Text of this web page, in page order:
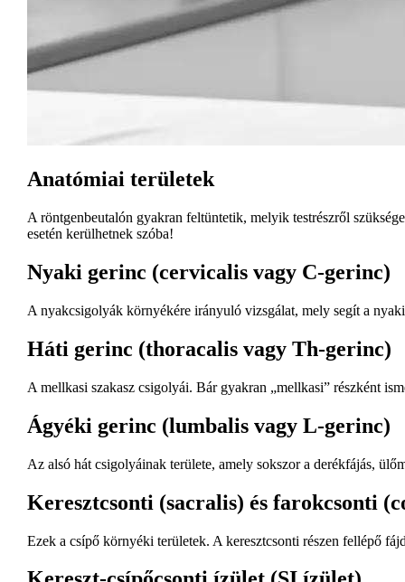
Anatómiai területek
A röntgenbeutalón gyakran feltüntetik, melyik testrészről
esetén kerülhetnek szóba!
Nyaki gerinc (cervicalis vagy C-gerinc)
A nyakcsigolyák környékére irányuló vizsgálat, mely segít a
Háti gerinc (thoracalis vagy Th-gerinc)
A mellkasi szakasz csigolyái. Bár gyakran „mellkasi” részként
Ágyéki gerinc (lumbalis vagy L-gerinc)
Az alsó hát csigolyáinak területe, amely sokszor a derékfájás,
Keresztcsonti (sacralis) és farokcsonti
Ezek a csípő környéki területek. A keresztcsonti részen fellépő